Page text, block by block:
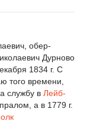
обер-
Дурново
1834 г. С
того времени,
службу в Лейб-
а в 1779 г.